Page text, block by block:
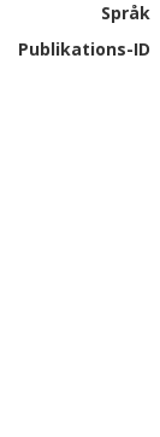
Språk
Publikations-ID